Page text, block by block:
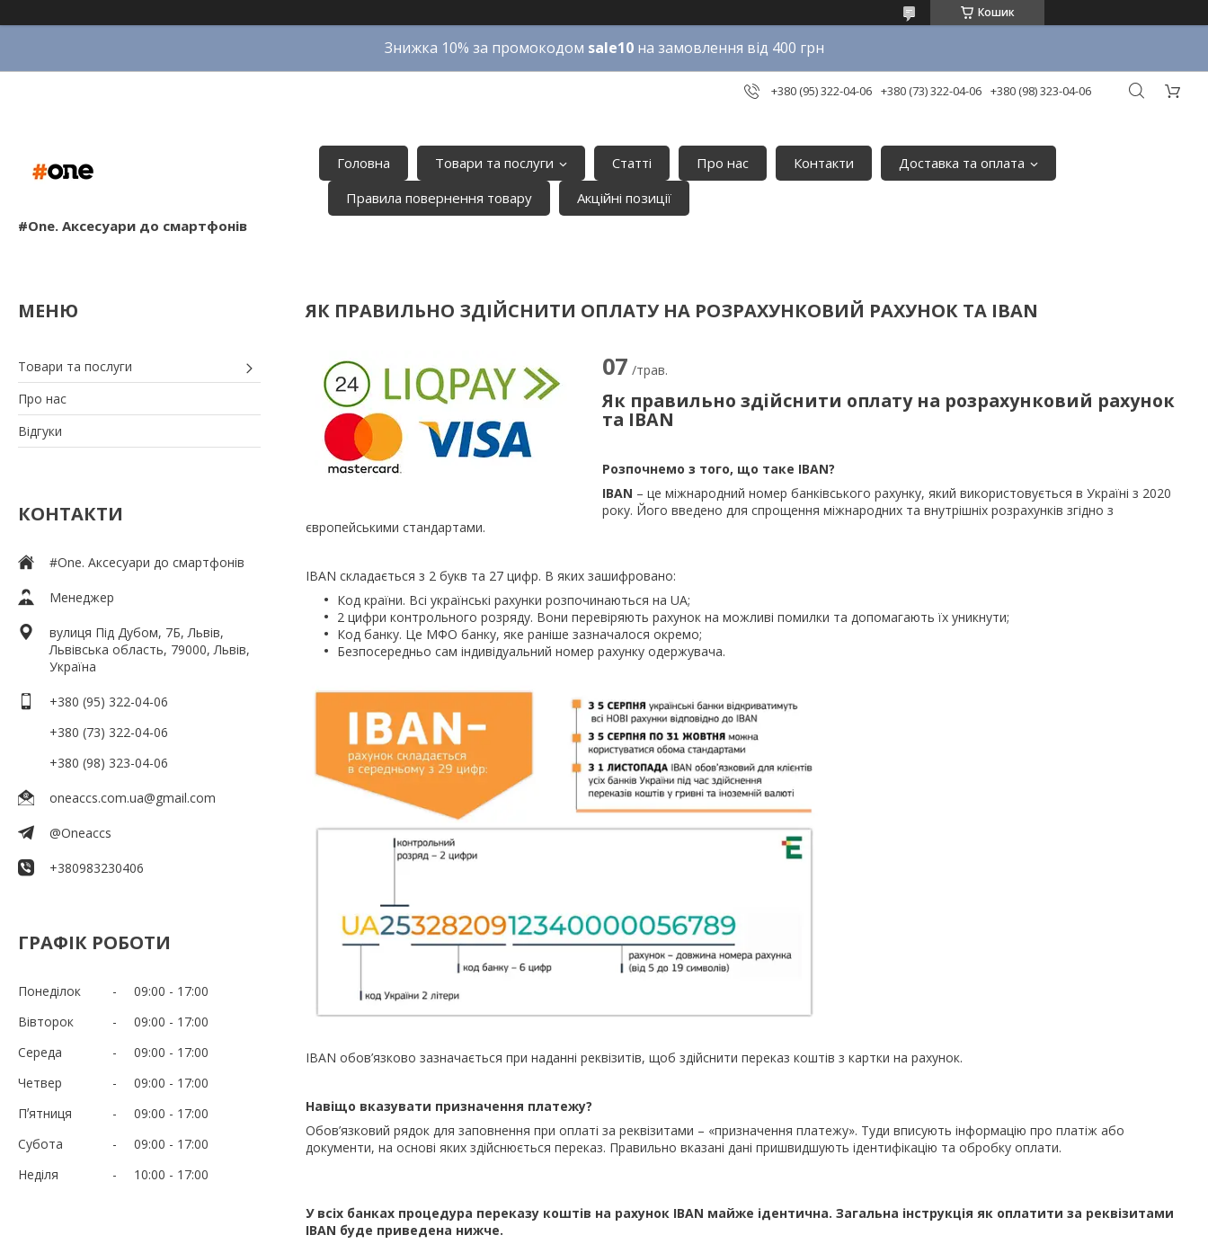
Кошик
Знижка 10% за промокодом sale10на замовлення від 400 грн
+380 (95) 322-04-06 +380 (73) 322-04-06 +380 (98) 323-04-06
#One. Аксесуари до смартфонів
Головна Товари та послуги Статті Про нас Контакти
Доставка та оплата
Правила повернення товару
Акційні позиції
Товари та послуги
Про нас
Відгуки
КОНТАКТИ
#One. Аксесуари до смартфонів
Менеджер
вулиця Під Дубом, 7Б, Львів,
Львівська область, 79000, Львів,
Україна
+380 (95) 322-04-06
+380 (73) 322-04-06
+380 (98) 323-04-06
oneaccs.com.ua@gmail.com
@Oneaccs
+380983230406
ГРАФІК РОБОТИ
Понеділок 09:00
17:00
Вівторок
09:00
17:00
Середа
09:00
17:00
Четвер
09:00
17:00
Пʼятниця
09:00
17:00
Субота
09:00
17:00
Неділя
10:00 17:00
ЯК ПРАВИЛЬНО ЗДІЙСНИТИ ОПЛАТУ НА РОЗРАХУНКОВИЙ РАХУНОК ТА IBAN
07 /трав.
Як правильно здійснити оплату на розрахунковий рахунок
та IBAN
Розпочнемо з того, що таке IBAN?
IBAN – це міжнародний номер банківського рахунку, який використовується в Україні з 2020
року. Його введено для спрощення міжнародних та внутрішніх розрахунків згідно з
європейськими стандартами.
IBAN складається з 2 букв та 27 цифр. В яких зашифровано:
Код країни. Всі українські рахунки розпочинаються на UA;
2 цифри контрольного розряду. Вони перевіряють рахунок на можливі помилки та допомагають їх уникнути;
Код банку. Це МФО банку, яке раніше зазначалося окремо;
Безпосередньо сам індивідуальний номер рахунку одержувача.
IBAN обов’язково зазначається при наданні реквізитів, щоб здійснити переказ коштів з картки на рахунок.
Навіщо вказувати призначення платежу?
Обов’язковий рядок для заповнення при оплаті за реквізитами – «призначення платежу». Туди вписують інформацію про платіж або
документи, на основі яких здійснюється переказ. Правильно вказані дані пришвидшують ідентифікацію та обробку оплати.
У всіх банках процедура переказу коштів на рахунок IBAN майже ідентична. Загальна інструкція як оплатити за реквізитами
IBAN буде приведена нижче.